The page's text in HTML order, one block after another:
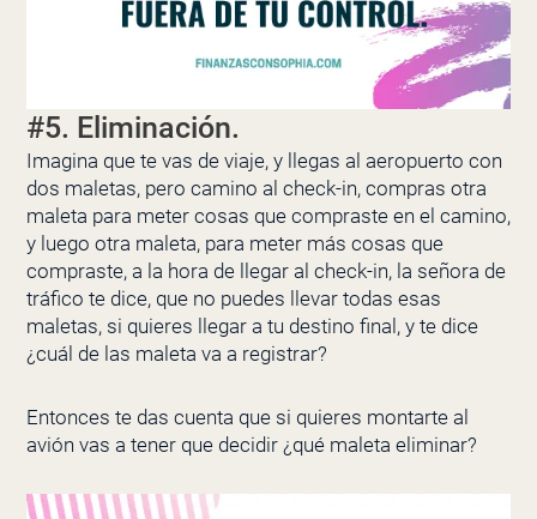
#5. Eliminación.
Imagina que te vas de viaje, y llegas al aeropuerto con
dos maletas, pero camino al check-in, compras otra
maleta para meter cosas que compraste en el camino,
y luego otra maleta, para meter más cosas que
compraste, a la hora de llegar al check-in, la señora de
tráfico te dice, que no puedes llevar todas esas
maletas, si quieres llegar a tu destino final, y te dice
¿cuál de las maleta va a registrar?
Entonces te das cuenta que si quieres montarte al
avión vas a tener que decidir ¿qué maleta eliminar?